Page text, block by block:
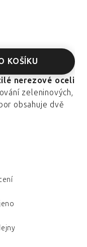
KOŠÍKU
nerezové oceli
zeleninových,
obsahuje dvě